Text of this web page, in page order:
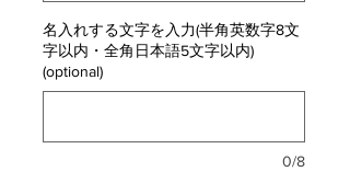
名入れする文字を入力(半角英数字8文
字以内・全角日本語5文字以内)
(optional)
0/8